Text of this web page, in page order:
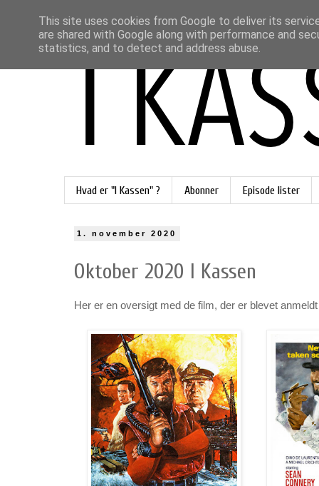
Hvad er "I Kassen" ? Abonner Episode lister
1. november 2020
Oktober 2020 I Kassen
Her er en oversigt med de film, der er blevet
This site uses cookies from Google to deliver its
are shared with Google along with performance and
statistics, and to detect and address abuse.